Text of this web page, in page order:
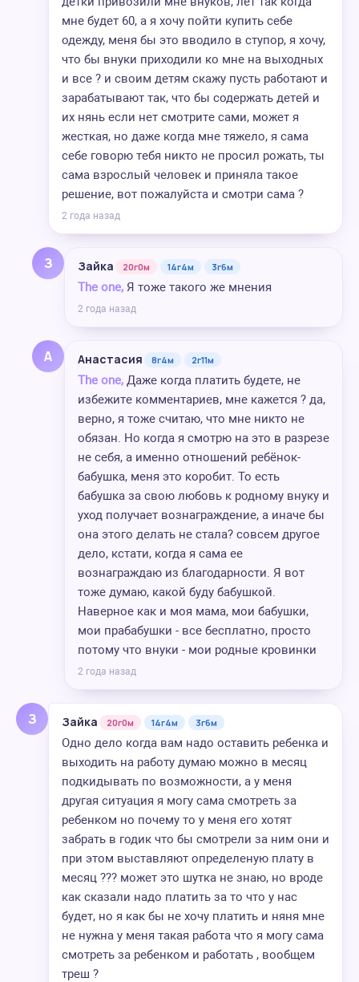
мне будет 60, а я хочу пойти купить себе
одежду, меня бы это вводило в ступор, я хочу,
что бы внуки приходили ко мне на выходных
и все ? и своим детям скажу пусть работают и
зарабатывают так, что бы содержать детей и
их нянь если нет смотрите сами, может я
жесткая, но даже когда мне тяжело, я сама
себе говорю тебя никто не просил рожать, ты
сама взрослый человек и приняла такое
решение, вот пожалуйста и смотри сама ?
2 года назад
З Зайка 20г0м 14г4м 3г6м
The one, Я тоже такого же мнения
2 года назад
А Анастасия 8г4м 2г11м
The one, Даже когда платить будете, не
избежите комментариев, мне кажется ? да,
верно, я тоже считаю, что мне никто не
обязан. Но когда я смотрю на это в разрезе
не себя, а именно отношений ребёнок-
бабушка, меня это коробит. То есть
бабушка за свою любовь к родному внуку и
уход получает вознаграждение, а иначе бы
она этого делать не стала? совсем другое
дело, кстати, когда я сама ее
вознаграждаю из благодарности. Я вот
тоже думаю, какой буду бабушкой.
Наверное как и моя мама, мои бабушки,
мои прабабушки - все бесплатно, просто
потому что внуки - мои родные кровинки
2 года назад
З Зайка 20г0м 14г4м 3г6м
Одно дело когда вам надо оставить ребенка и
выходить на работу думаю можно в месяц
подкидывать по возможности, а у меня
другая ситуация я могу сама смотреть за
ребенком но почему то у меня его хотят
забрать в годик что бы смотрели за ним они и
при этом выставляют определеную плату в
месяц ??? может это шутка не знаю, но вроде
как сказали надо платить за то что у нас
будет, но я как бы не хочу платить и няня мне
не нужна у меня такая работа что я могу сама
смотреть за ребенком и работать , вообщем
треш ?